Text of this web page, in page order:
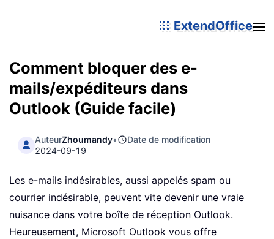
ExtendOffice
Comment bloquer des e-
mails/expéditeurs dans
Outlook (Guide facile)
AuteurZhoumandy•
Date de modification
2024-09-19
Les e-mails indésirables, aussi appelés spam ou
courrier indésirable, peuvent vite devenir une vraie
nuisance dans votre boîte de réception Outlook.
Heureusement, Microsoft Outlook vous offre